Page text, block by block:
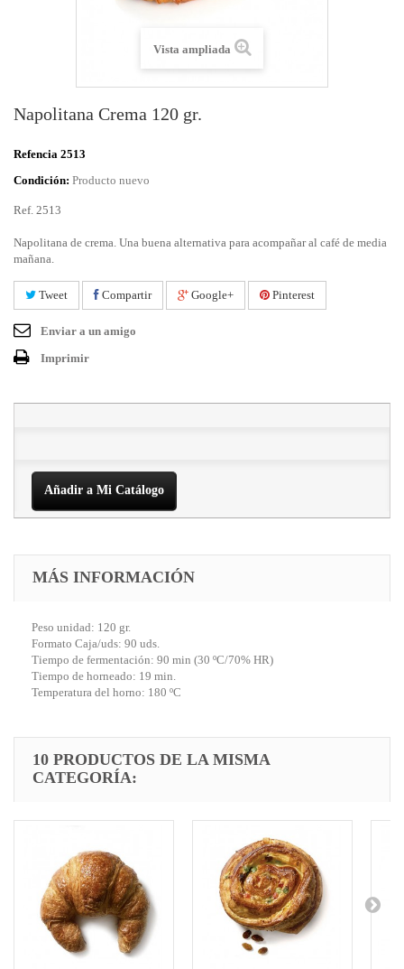
Vista ampliada
Napolitana Crema 120 gr.
Refencia 2513
Condición: Producto nuevo
Ref. 2513
Napolitana de crema. Una buena alternativa para acompañar al café de media
mañana.
Tweet Compartir Google+ Pinterest
Enviar a un amigo
Imprimir
Añadir a Mi Catálogo
MÁS INFORMACIÓN
Peso unidad: 120 gr.
Formato Caja/uds: 90 uds.
Tiempo de fermentación: 90 min (30 ºC/70% HR)
Tiempo de horneado: 19 min.
Temperatura del horno: 180 ºC
10 PRODUCTOS DE LA MISMA
CATEGORÍA: